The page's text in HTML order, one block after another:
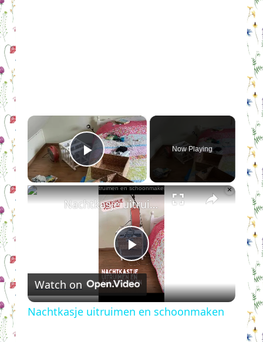
×
Play Video
Now Playing
×
Play
Video
Nachtkasje uitruimen en schoonmaken
Watch on
Nachtkasje uitruimen en schoonmaken